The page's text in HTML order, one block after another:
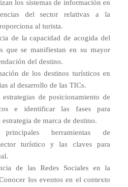
los sistemas de información en
del sector relativas a la
al turista.
de la capacidad de acogida del
que se manifiestan en su mayor
del destino.
de los destinos turísticos en
al desarrollo de las TICs.
de posicionamiento de
e identificar las fases para
de marca de destino.
herramientas de
turístico y las claves para
de las Redes Sociales en la
los eventos en el contexto